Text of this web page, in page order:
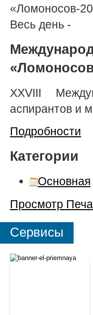
«Ломоносов-
Весь день -
XXVIII
аспирантов и
Подробности
Категории
Основная
Просмотр
Сервисы